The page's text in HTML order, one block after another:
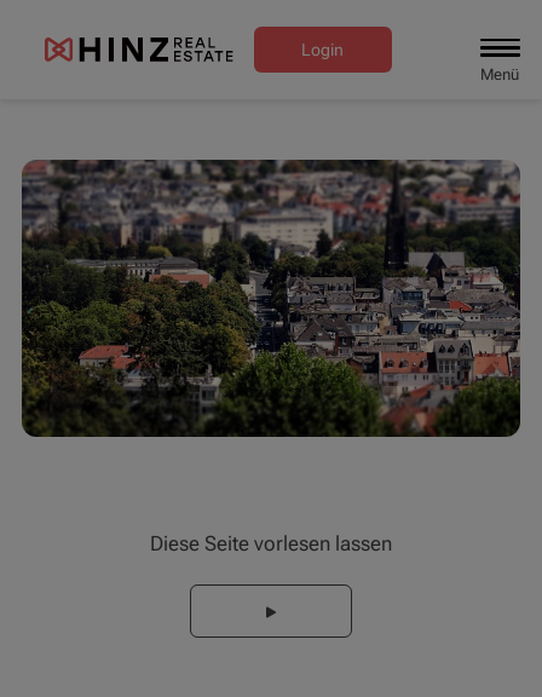
Login
Diese Seite vorlesen lassen